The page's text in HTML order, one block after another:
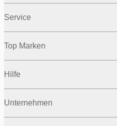
Service
Top Marken
Hilfe
Unternehmen